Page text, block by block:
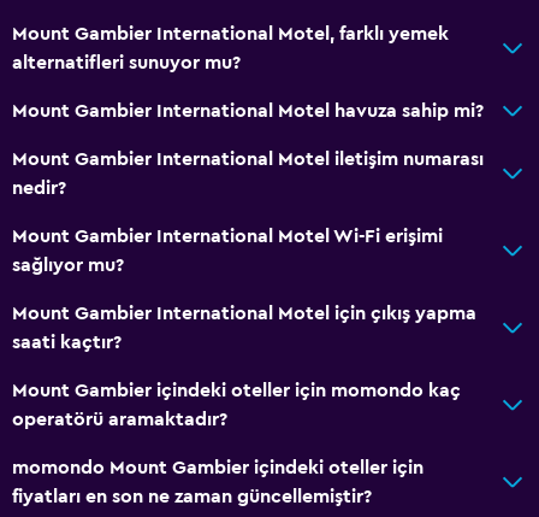
Mount Gambier International Motel, farklı yemek
alternatifleri sunuyor mu?
Mount Gambier International Motel havuza sahip mi?
Mount Gambier International Motel iletişim numarası
nedir?
Mount Gambier International Motel Wi-Fi erişimi
sağlıyor mu?
Mount Gambier International Motel için çıkış yapma
saati kaçtır?
Mount Gambier içindeki oteller için momondo kaç
operatörü aramaktadır?
momondo Mount Gambier içindeki oteller için
fiyatları en son ne zaman güncellemiştir?